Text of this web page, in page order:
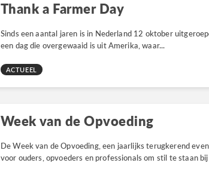
Thank a Farmer Day
Sinds een aantal jaren is in Nederland 12 oktober
een dag die overgewaaid is uit Amerika, waar...
ACTUEEL
Week van de Opvoeding
De Week van de Opvoeding, een jaarlijks terugkerend
voor ouders, opvoeders en professionals om stil te staan